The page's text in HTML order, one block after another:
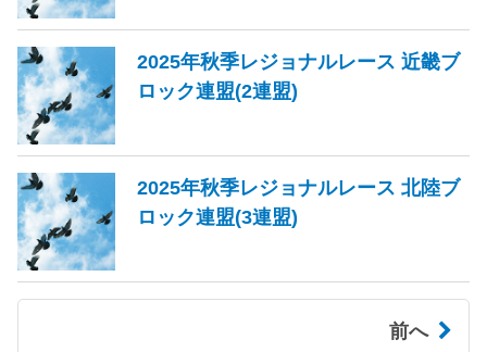
2025年秋季レジョナルレース 近畿ブ
ロック連盟(2連盟)
2025年秋季レジョナルレース 北陸ブ
ロック連盟(3連盟)
前へ